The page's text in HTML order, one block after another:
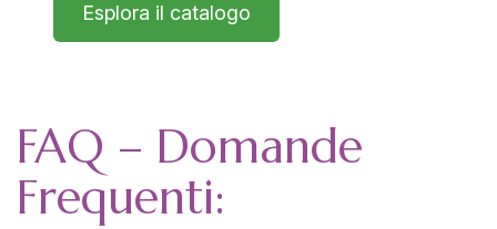
Esplora il catalogo
FAQ – Domande
Frequenti: